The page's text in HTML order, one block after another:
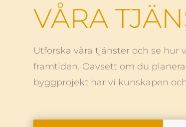
VÅRA
Utforska våra tjänster och se
framtiden. Oavsett om du
byggprojekt har vi kunskapen